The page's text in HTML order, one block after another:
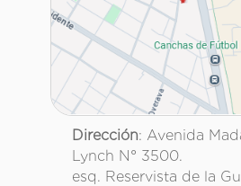
Dirección: Avenida
Lynch N° 3500.
esq. Reservista de la